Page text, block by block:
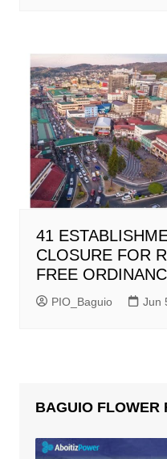
41
CLOSURE FOR
FREE
PIO_Baguio Jun
BAGUIO FLOWER